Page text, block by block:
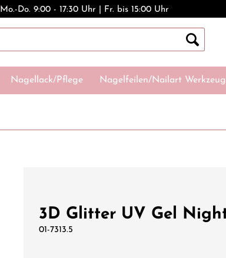
Mo.-Do. 9:00 - 17:30 Uhr | Fr. bis 15:00 Uhr
Nagellack/Pflege Nagelfeilen/Nailart
3D Glitter UV Gel
01-7313.5